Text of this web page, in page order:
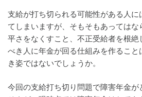
支給が打ち切られる可能性がある人に
てしまいますが、そもそもあってはな
平さをなくすこと、不正受給者を根絶
べき人に年金が回る仕組みを作るこ
き姿ではないでしょうか。
今回の支給打ち切り問題で障害年金が